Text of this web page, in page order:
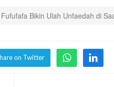
Bikin Ulah Unfaedah di
on Twitter